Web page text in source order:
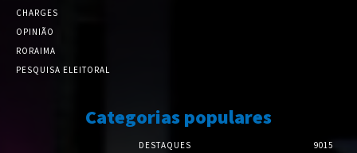
CHARGES
OPINIÃO
RORAIMA
PESQUISA ELEITORAL
Categorias populares
DESTAQUES 9015